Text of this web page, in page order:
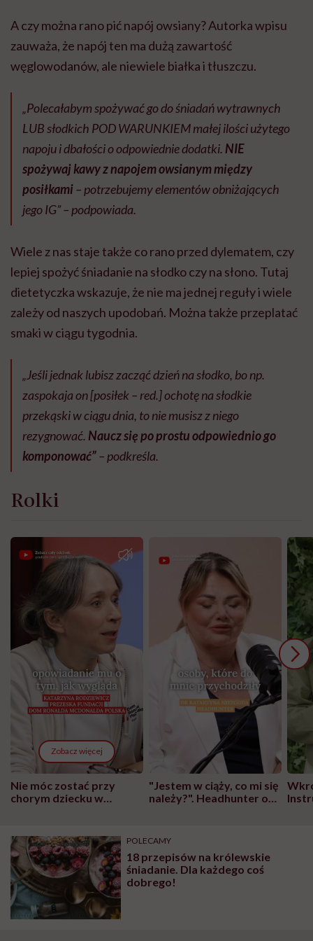
A czy można rano pić napój owsiany? Autorka wpisu
zauważa, że napój ten ma dużą zawartość
węglowodanów, ale niewiele białka i tłuszczu.
„Polecałabym spożywać go do śniadań wytrawnych
LUB słodkich POD WARUNKIEM małej ilości użytego
napoju i dbałości o odpowiednie dodatki. NIE
spożywaj kawy z napojem owsianym między
posiłkami– potrzebujemy elementów obniżających
jego IG” – podpowiada.
Wiele z nas staje także co rano przed dylematem, czy
lepiej spożyć śniadanie na słodko czy na słono. Tutaj
dietetyczka wskazuje, że nie ma jednej reguły i wiele
zależy od naszych upodobań. Można także przeplatać
smaki w ciągu tygodnia.
„Jeśli jednak lubisz zacząć dzień na słodko, bo np.
zaspokaja on [posiłek – red.] ochotę na słodkie
przekąski w ciągu dnia, to nie musisz z niego
rezygnować. Naucz się po prostu odpowiednio go
komponować”– podkreśla.
Rolki
Zobacz więcej
Nie móc zostać przy
chorym dziecku w
może chyba tylko
głupota i brak
wyobraźni"
"Jestem w ciąży, co mi się
należy?". Headhunter o
pracy
POLECAMY
18 przepisów na królewskie
śniadanie. Dla każdego coś
dobrego!